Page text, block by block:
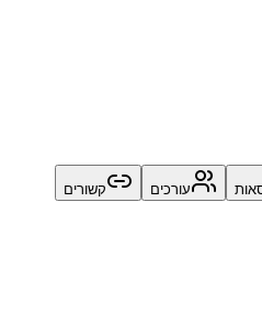
עורכים קשורים